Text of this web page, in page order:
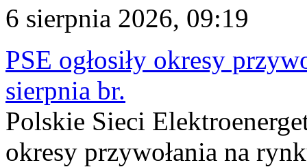
6 sierpnia 2026, 09:19
PSE ogłosiły okresy
sierpnia br.
Polskie Sieci
okresy przywołania na